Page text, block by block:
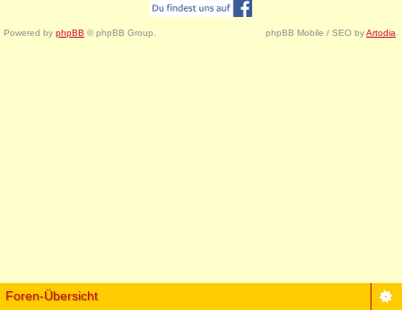
Powered by phpBB © phpBB Group. phpBB Mobile / SEO byArtodia
Foren-Übersicht